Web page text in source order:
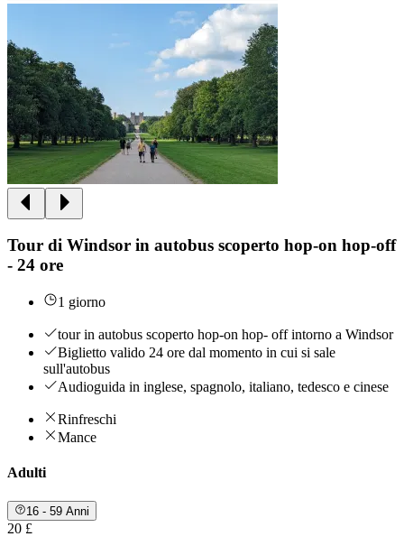
Tour di Windsor in autobus scoperto hop-on hop-off
- 24 ore
1 giorno
tour in autobus scoperto hop-on hop- off intorno a Windsor
Biglietto valido 24 ore dal momento in cui si sale
sull'autobus
Audioguida in inglese, spagnolo, italiano, tedesco e cinese
Rinfreschi
Mance
Adulti
16 - 59 Anni
20 £